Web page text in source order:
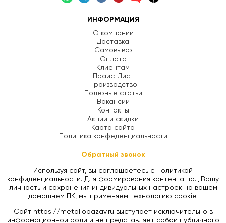
ИНФОРМАЦИЯ
О компании
Доставка
Самовывоз
Оплата
Клиентам
Прайс-Лист
Производство
Полезные статьи
Вакансии
Контакты
Акции и скидки
Карта сайта
Политика конфеденциальности
Обратный звонок
Используя сайт, вы соглашаетесь с Политикой
конфиденциальности. Для формирования контента под Вашу
личность и сохранения индивидуальных настроек на вашем
домашнем ПК, мы применяем технологию cookie.
Сайт https://metallobazav.ru выступает исключительно в
информационной роли и не представляет собой публичного